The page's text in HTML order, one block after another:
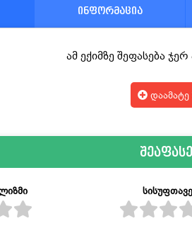
ინფორმაცია
ამ ექიმზე შეფასება
დაამატე
სისუფთავე